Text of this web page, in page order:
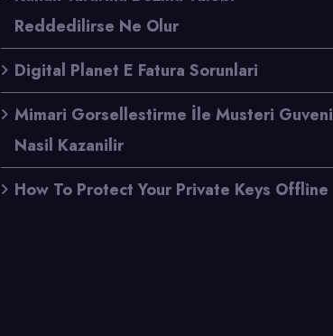
Reddedilirse Ne Olur
Digital Planet E Fatura Sorunlari
Mimari Gorsellestirme İle Musteri Guveni
Nasil Kazanilir
How To Protect Your Private Keys Offline